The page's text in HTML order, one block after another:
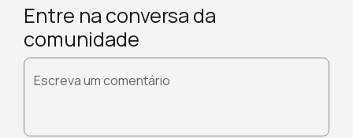
Entre na conversa da
comunidade
Escreva um comentário